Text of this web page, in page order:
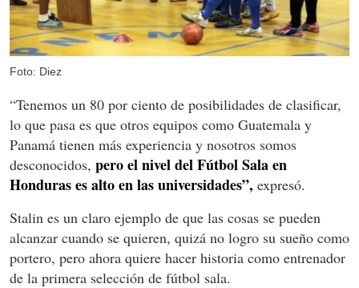
Foto: Diez
“Tenemos un 80 por ciento de posibilidades de clasificar,
lo que pasa es que otros equipos como Guatemala y
Panamá tienen más experiencia y nosotros somos
desconocidos, pero el nivel del Fútbol Sala en
Honduras es alto en las universidades”, expresó.
Stalin es un claro ejemplo de que las cosas se pueden
alcanzar cuando se quieren, quizá no logro su sueño como
portero, pero ahora quiere hacer historia como entrenador
de la primera selección de fútbol sala.